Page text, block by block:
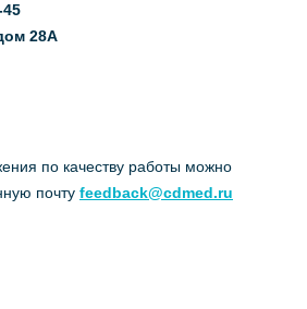
45
28А
по качеству работы можно
почту feedback@cdmed.ru